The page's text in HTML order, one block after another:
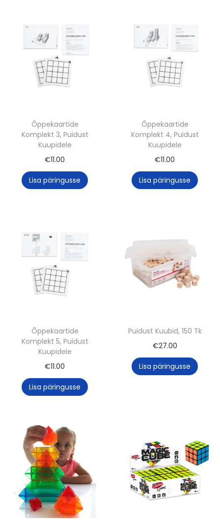
Õppekaartide
Komplekt 3, Puidust
Kuupidele
€11.00
Lisa päringusse
Õppekaartide
Komplekt 4, Puidust
Kuupidele
€11.00
Lisa päringusse
Õppekaartide
Komplekt 5, Puidust
Kuupidele
€11.00
Lisa päringusse
Puidust Kuubid, 150 Tk
€27.00
Lisa päringusse